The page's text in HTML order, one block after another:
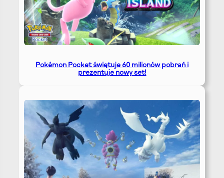
Pokémon Pocket świętuje 60 milionów pobrań i
prezentuje nowy set!